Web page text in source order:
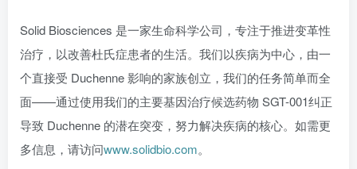
Solid Biosciences 是一家生命科学公司，专注于推进变革性
治疗，以改善杜氏症患者的生活。我们以疾病为中心，由一
个直接受 Duchenne 影响的家族创立，我们的任务简单而全
面——通过使用我们的主要基因治疗候选药物 SGT-001纠正
导致 Duchenne 的潜在突变，努力解决疾病的核心。如需更
多信息，请访问www.solidbio.com。